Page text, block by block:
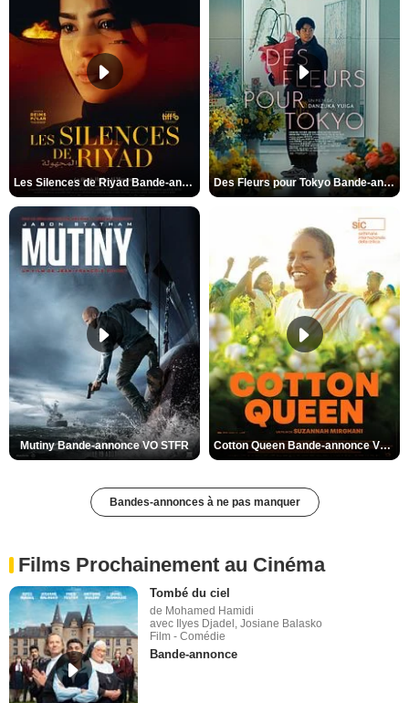
Les Silences de Riyad Bande-annonce VO STFR Des Fleurs pour Tokyo Bande-annonce VO STFR
Mutiny Bande-annonce VO STFR Cotton Queen Bande-annonce VO STFR
Bandes-annonces à ne pas manquer
Films Prochainement au Cinéma
Tombé du ciel
de Mohamed Hamidi
avec Ilyes Djadel, Josiane Balasko
Film - Comédie
Bande-annonce